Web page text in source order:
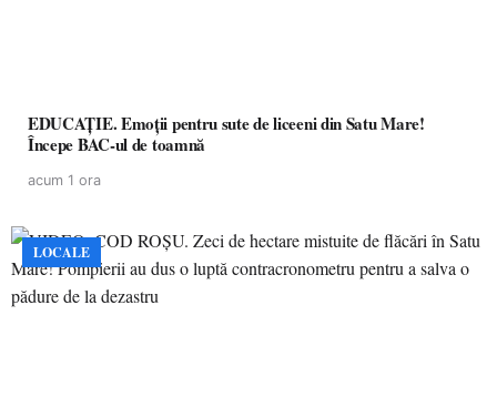
EDUCAȚIE. Emoții pentru sute de liceeni din Satu Mare!
Începe BAC-ul de toamnă
acum 1 ora
LOCALE